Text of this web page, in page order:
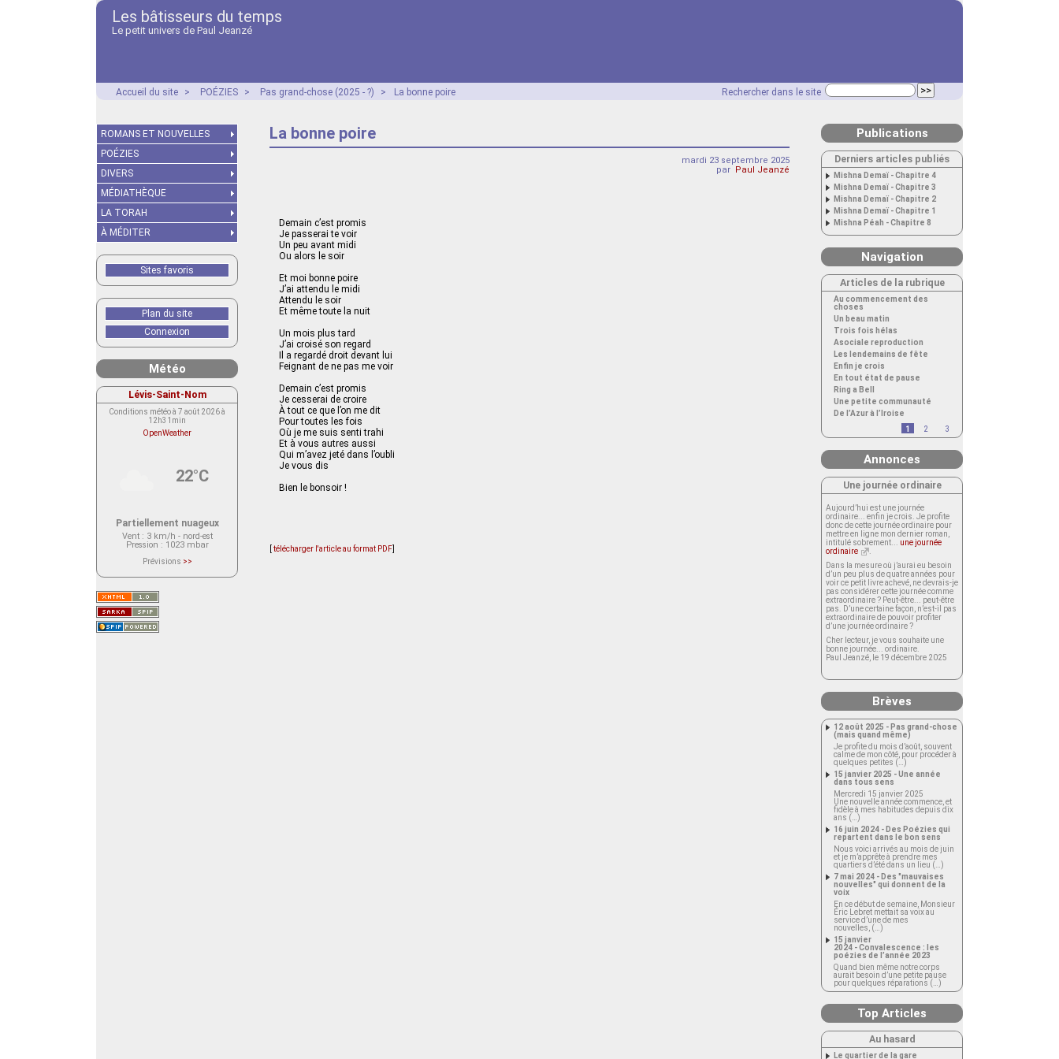
Les bâtisseurs du temps
Le petit univers de Paul Jeanzé
Rechercher dans le site
Accueil du site > POÉZIES > Pas grand-chose (2025 - ?) > La bonne poire
La bonne poire
mardi 23 septembre 2025
par Paul Jeanzé
Demain c’est promis
Je passerai te voir
Un peu avant midi
Ou alors le soir
Et moi bonne poire
J’ai attendu le midi
Attendu le soir
Et même toute la nuit
Un mois plus tard
J’ai croisé son regard
Il a regardé droit devant lui
Feignant de ne pas me voir
Demain c’est promis
Je cesserai de croire
À tout ce que l’on me dit
Pour toutes les fois
Où je me suis senti trahi
Et à vous autres aussi
Qui m’avez jeté dans l’oubli
Je vous dis
Bien le bonsoir !
télécharger l'article au format PDF
ROMANS ET NOUVELLES
POÉZIES
DIVERS
MÉDIATHÈQUE
LA TORAH
À MÉDITER
Sites favoris
Plan du site
Connexion
Météo
Lévis-Saint-Nom
Conditions météo à 7 août 2026 à
12h31min
OpenWeather
22°C
Partiellement nuageux
Vent: 3 km/h - nord-est
Pression : 1023 mbar
Prévisions >>
actuellement aucune prévision
Saint-Nom.
Veuillez consulter le message du
service ci-dessous.
(401 - Invalid API key. Please see
https://openweathermap.org/faq#error401
Publications
Derniers articles publiés
Mishna Demaï - Chapitre 4
Mishna Demaï - Chapitre 3
Mishna Demaï - Chapitre 2
Mishna Demaï - Chapitre 1
Mishna Péah - Chapitre 8
Navigation
Articles de la rubrique
Au commencement des
choses
Un beau matin
Trois fois hélas
Asociale reproduction
Les lendemains de fête
Enfin je crois
En tout état de pause
Ring a Bell
Une petite communauté
De l’Azur à l’Iroise
1
2 3
Annonces
Une journée ordinaire
Aujourd’hui est une journée
ordinaire... enfin je crois. Je profite
donc de cette journée ordinaire pour
mettre en ligne mon dernier roman,
intitulé sobrement... une journée
ordinaire
Dans la mesure où j’aurai eu besoin
d’un peu plus de quatre années pour
voir ce petit livre achevé, ne devrais-je
pas considérer cette journée comme
extraordinaire ? Peut-être... peut-être
pas. D’une certaine façon, n’est-il pas
extraordinaire de pouvoir profiter
d’une journée ordinaire ?
Cher lecteur, je vous souhaite une
bonne journée... ordinaire.
Paul Jeanzé, le 19 décembre 2025
Brèves
12 août 2025 - Pas grand-chose
(mais quand même)
Je profite du mois d’août, souvent
calme de mon côté, pour procéder à
quelques petites (…)
15 janvier 2025 - Une année
dans tous sens
Mercredi 15 janvier 2025
Une nouvelle année commence, et
fidèle à mes habitudes depuis dix
ans (…)
16 juin 2024 - Des Poézies qui
repartent dans le bon sens
Nous voici arrivés au mois de juin
et je m’apprête à prendre mes
quartiers d’été dans un lieu (…)
7 mai 2024 - Des "mauvaises
nouvelles" qui donnent de la
voix
En ce début de semaine, Monsieur
Éric Lebret mettait sa voix au
service d’une de mes
nouvelles, (…)
15 janvier
2024 - Convalescence : les
poézies de l’année 2023
Quand bien même notre corps
aurait besoin d’une petite pause
pour quelques réparations (…)
Top Articles
Au hasard
Le quartier de la gare